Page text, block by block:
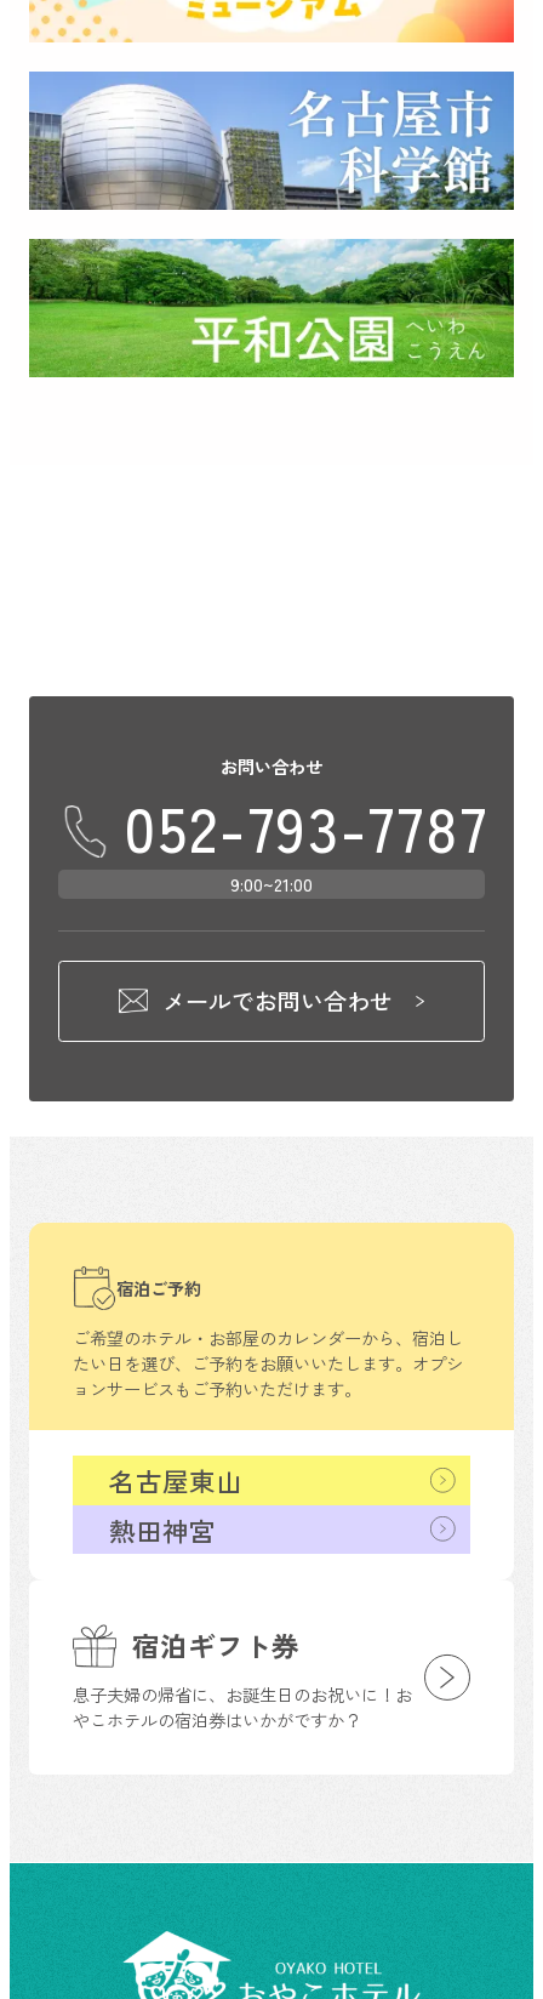
お問い合わせ
052-793-7787
9:00~21:00
メールでお問い合わせ
宿泊ギフト券
息子夫婦の帰省に、お誕生日のお祝いに！お
やこホテルの宿泊券はいかがですか？
宿泊ご予約
ご希望のホテル・お部屋のカレンダーから、 宿泊し
たい日を選び、ご予約をお願いいたします。 オプシ
ョンサービスもご予約いただけます。
熱田神宮
名古屋東山